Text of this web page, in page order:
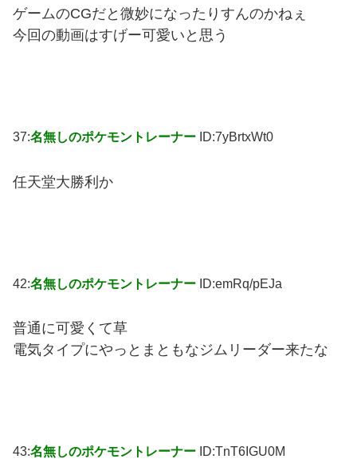
ゲームのCGだと微妙になったりすんのかねぇ
今回の動画はすげー可愛いと思う
37:名無しのポケモントレーナー ID:7yBrtxWt0
任天堂大勝利か
42:名無しのポケモントレーナー ID:emRq/pEJa
普通に可愛くて草
電気タイプにやっとまともなジムリーダー来たな
43:名無しのポケモントレーナー ID:TnT6IGU0M